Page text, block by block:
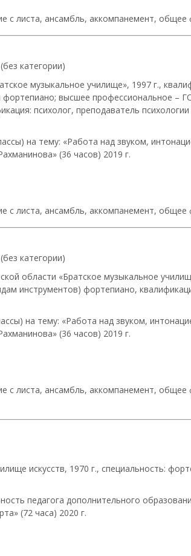
с листа, ансамбль, аккомпанемент, общее
категории)
музыкальное училище», 1997 г.,
высшее профессиональное –
психолог, преподаватель
на тему: «Работа над звуком,
(36 часов) 2019 г.
с листа, ансамбль, аккомпанемент, общее
категории)
области «Братское музыкальное
инструментов) фортепиано,
на тему: «Работа над звуком,
(36 часов) 2019 г.
с листа, ансамбль, аккомпанемент, общее
искусств, 1970 г., специальность:
педагога дополнительного
(72 часа) 2020 г.